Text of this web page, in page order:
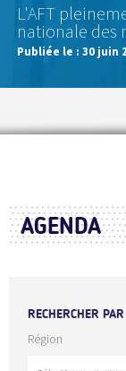
L'AFT
nationale des
Publiée le : 30 juin
AGENDA
RECHERCHER
Région